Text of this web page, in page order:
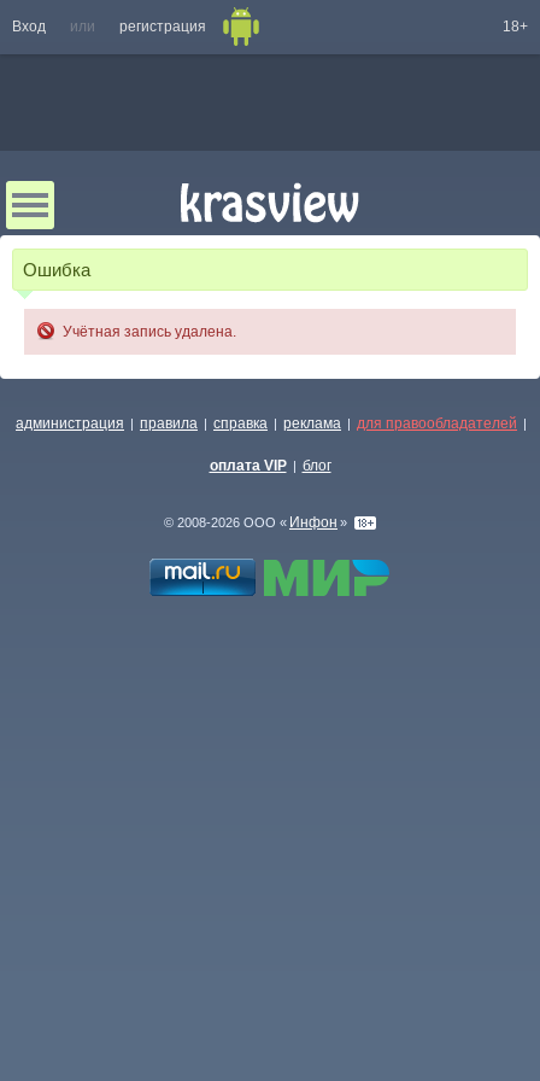
Вход или регистрация 18+
Ошибка
Учётная запись удалена.
администрация | правила | справка | реклама | для правообладателей |
оплата VIP | блог
© 2008-2026 ООО « Инфон »